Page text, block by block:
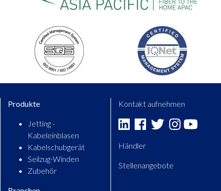
Produkte
Jetting -
Kabeleinblasen
Kabelschubgerät
Seilzug-Winden
Zubehör
Kontakt aufnehmen
LinkedinFacebook
TwitterInstagram
Händler
Stellenangebote